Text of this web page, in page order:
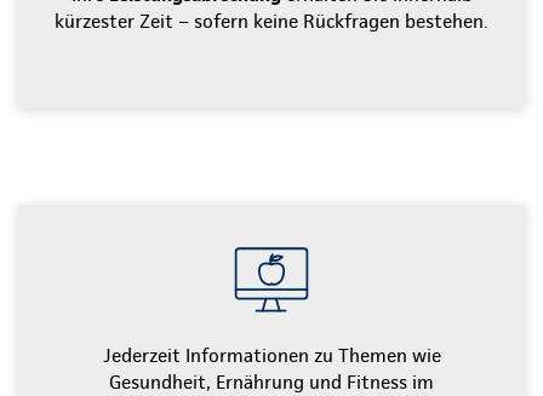
kürzester Zeit – sofern keine Rückfragen bestehen.
Jederzeit Informationen zu Themen wie
Gesundheit, Ernährung und Fitness im